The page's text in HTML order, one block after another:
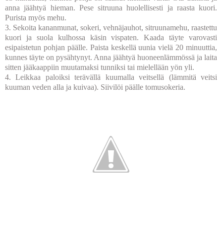
anna jäähtyä hieman. Pese sitruuna huolellisesti ja raasta kuori.
Purista myös mehu.
3. Sekoita kananmunat, sokeri, vehnäjauhot, sitruunamehu, raastettu
kuori ja suola kulhossa käsin vispaten. Kaada täyte varovasti
esipaistetun pohjan päälle. Paista keskellä uunia vielä 20 minuuttia,
kunnes täyte on pysähtynyt. Anna jäähtyä huoneenlämmössä ja laita
sitten jääkaappiin muutamaksi tunniksi tai mielellään yön yli.
4. Leikkaa paloiksi terävällä kuumalla veitsellä (lämmitä veitsi
kuuman veden alla ja kuivaa). Siivilöi päälle tomusokeria.